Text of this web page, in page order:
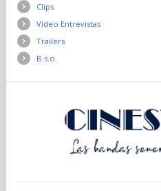
Clips
Vídeo Entrevistas
Trailers
B.s.o.